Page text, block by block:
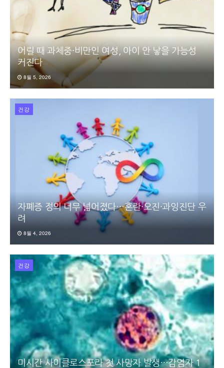
어릴 때 과체중·비만인 여성, 아이 안 낳을 가능성
커진다
8월 5, 2026
건강
자폐증 정의 너무 넓어졌다…혼란·오진·과잉진단 우
려
8월 4, 2026
건강
미시간 사이클로스포라 첫 사망자 발생…감염자 1